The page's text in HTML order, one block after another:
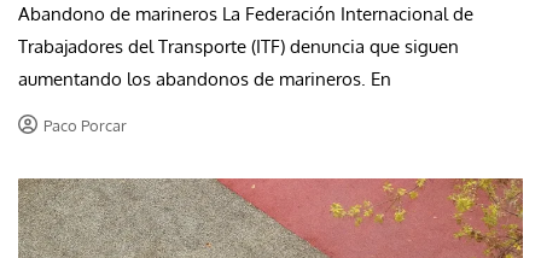
Abandono de marineros La Federación Internacional de
Trabajadores del Transporte (ITF) denuncia que siguen
aumentando los abandonos de marineros. En
Paco Porcar